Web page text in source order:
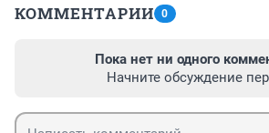
КОММЕНТАРИИ 0
Пока нет ни одного
Начните обсуждение